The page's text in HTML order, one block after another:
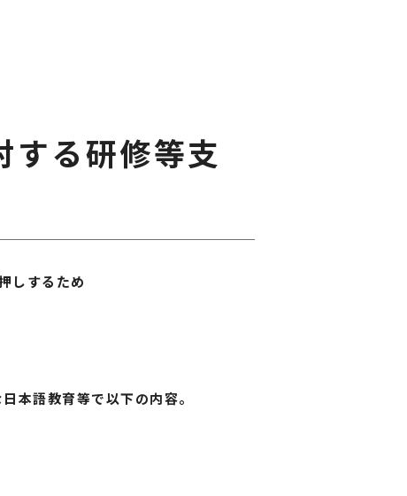
する研修等支
しするため
本語教育等で以下の内容。